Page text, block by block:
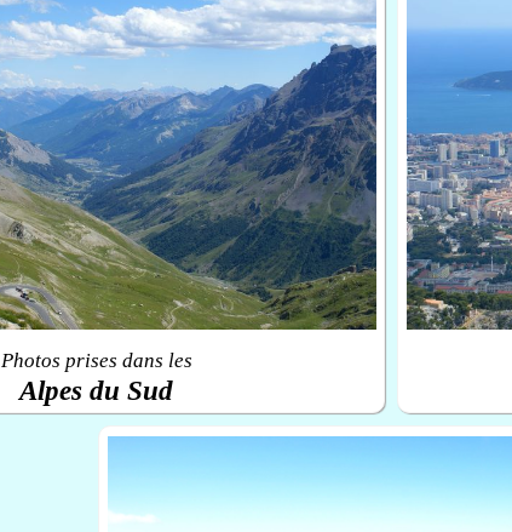
Photos prises dans les
Alpes du Sud